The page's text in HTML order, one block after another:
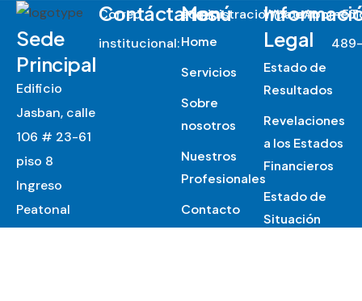
Sede
Principal
Edificio
Jasban, calle
106 # 23-61
piso 8
Ingreso
Peatonal
Contáctanos
Correo
institucional:
WhatsApp:
Menú
Home
Servicios
Sobre
nosotros
Nuestros
Profesionales
Contacto
Legal
Estado de
Resultados
Revelaciones
a los Estados
Financieros
Estado de
Situación